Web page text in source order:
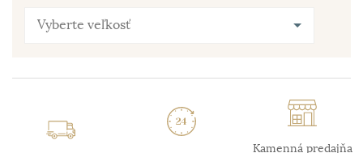
Vyberte veľkosť
Kamenná predajňa